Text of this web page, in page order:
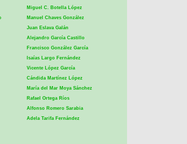
Miguel C. Botella López
Manuel Chaves González
Juan Eslava Galán
Alejandro García Castillo
Francisco González García
Isaías Largo Fernández
Vicente López García
Cándida Martínez López
María del Mar Moya Sánchez
Rafael Ortega Ríos
Alfonso Romero Sarabia
Adela Tarifa Fernández